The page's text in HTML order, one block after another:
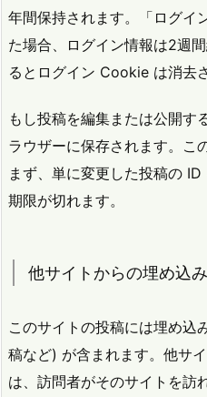
年間保持されます。「ログイ
た場合、ログイン情報は2週
るとログイン Cookie は消去
もし投稿を編集または公開
ラウザーに保存されます。こ
まず、単に変更した投稿の
期限が切れます。
他サイトからの埋め込
このサイトの投稿には埋め込
稿など) が含まれます。他サ
は、訪問者がそのサイトを訪